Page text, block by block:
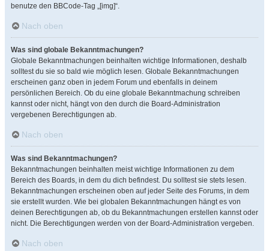
benutze den BBCode-Tag „[img]“.
Nach oben
Was sind globale Bekanntmachungen?
Globale Bekanntmachungen beinhalten wichtige Informationen, deshalb
solltest du sie so bald wie möglich lesen. Globale Bekanntmachungen
erscheinen ganz oben in jedem Forum und ebenfalls in deinem
persönlichen Bereich. Ob du eine globale Bekanntmachung schreiben
kannst oder nicht, hängt von den durch die Board-Administration
vergebenen Berechtigungen ab.
Nach oben
Was sind Bekanntmachungen?
Bekanntmachungen beinhalten meist wichtige Informationen zu dem
Bereich des Boards, in dem du dich befindest. Du solltest sie stets lesen.
Bekanntmachungen erscheinen oben auf jeder Seite des Forums, in dem
sie erstellt wurden. Wie bei globalen Bekanntmachungen hängt es von
deinen Berechtigungen ab, ob du Bekanntmachungen erstellen kannst oder
nicht. Die Berechtigungen werden von der Board-Administration vergeben.
Nach oben